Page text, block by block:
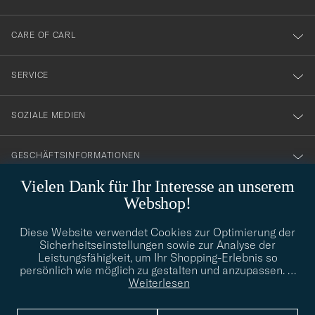
Vielen Dank für Ihr Interesse an unserem
Webshop!
Diese Website verwendet Cookies zur Optimierung der
Sicherheitseinstellungen sowie zur Analyse der
Leistungsfähigkeit, um Ihr Shopping-Erlebnis so
persönlich wie möglich zu gestalten und anzupassen. …
Weiterlesen
dig
till
vårt
nyhetsbrev!
CARE OF CARL
SERVICE
SOZIALE MEDIEN
GESCHÄFTSINFORMATIONEN
info@careofcarl.de
Benötigen Sie Hilfe bei der Suche nach Ihrem persönlichen Stil?
Wenden Sie sich an uns, wir helfen Ihnen gerne weiter!